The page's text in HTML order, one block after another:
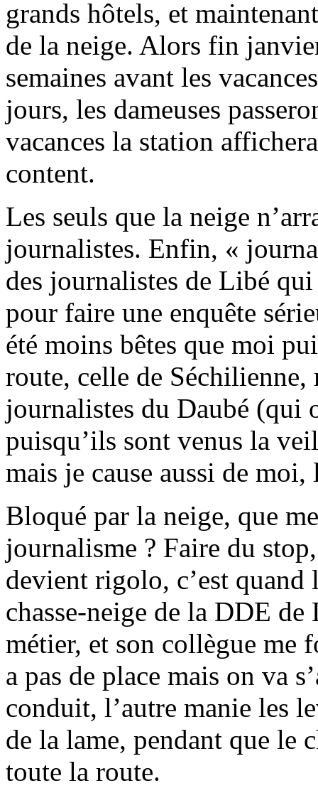
grands hôtels, et
de la neige. Alors fin
semaines avant les
jours, les dameuses
vacances la station
content.
Les seuls que la neige
journalistes. Enfin, «
des journalistes de Libé
pour faire une enquête
été moins bêtes que moi
route, celle de Séchilienne,
journalistes du Daubé (qui
puisqu’ils sont venus la
mais je cause aussi de
Bloqué par la neige, que
journalisme ? Faire du
devient rigolo, c’est quand
chasse-neige de la DDE
métier, et son collègue me
a pas de place mais on va
conduit, l’autre manie les
de la lame, pendant que le
toute la route.